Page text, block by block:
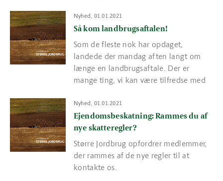
Nyhed, 01.01.2021
Så kom landbrugsaftalen!
Som de fleste nok har opdaget,
landede der mandag aften langt om
længe en landbrugsaftale. Der er
mange ting, vi kan være tilfredse med
Read more about Så kom landbrugsaftalen!
Nyhed, 01.01.2021
Ejendomsbeskatning: Rammes du af
nye skatteregler?
Større Jordbrug opfordrer medlemmer,
der rammes af de nye regler til at
kontakte os.
Read more about Ejendomsbeskatning: Rammes du af nye